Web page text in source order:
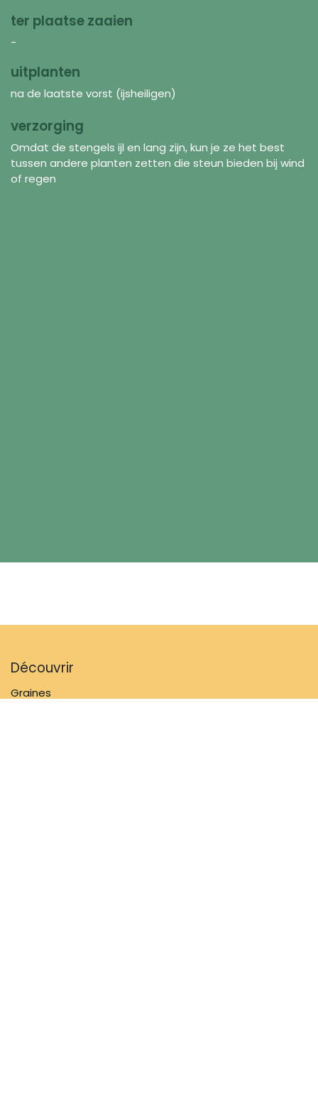
ter plaatse zaaien
-
uitplanten
na de laatste vorst (ijsheiligen)
verzorging
Omdat de stengels ijl en lang zijn, kun je ze het best
tussen andere planten zetten die steun bieden bij wind
of regen
Découvrir
Graines